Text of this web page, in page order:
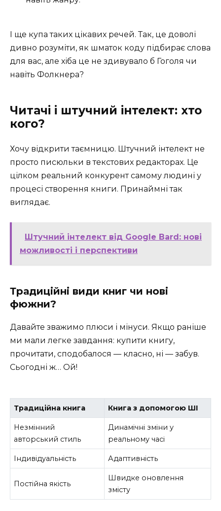
І ще купа таких цікавих речей. Так, це доволі
дивно розуміти, як шматок коду підбирає слова
для вас, але хіба це не здивувало б Гоголя чи
навіть Фолкнера?
Читачі і штучний інтелект: хто
кого?
Хочу відкрити таємницю. Штучний інтелект не
просто писюльки в текстових редакторах. Це
цілком реальний конкурент самому людині у
процесі створення книги. Принаймні так
виглядає.
Штучний інтелект від Google Bard: нові
можливості і перспективи
Традиційні види книг чи нові
фюжни?
Давайте зважимо плюси і мінуси. Якщо раніше
ми мали легке завдання: купити книгу,
прочитати, сподобалося — класно, ні — забув.
Сьогодні ж… Ой!
Традиційна книга Книга з допомогою ШІ
Незмінний
авторський стиль
Динамічні зміни у
реальному часі
Індивідуальність Адаптивність
Постійна якість
Швидке оновлення
змісту